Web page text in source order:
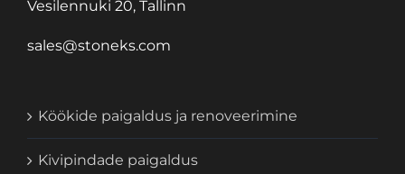
Vesilennuki 20, Tallinn
sales@stoneks.com
Köökide paigaldus ja renoveerimine
Kivipindade paigaldus